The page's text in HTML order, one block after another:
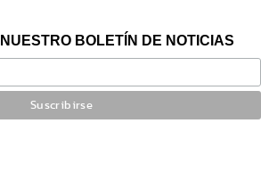
BOLETÍN DE NOTICIAS